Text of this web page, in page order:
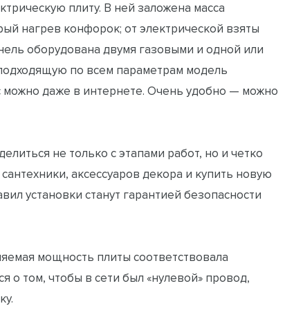
плиту. В ней заложена масса
нагрев конфорок; от электрической взяты
оборудована двумя газовыми и одной или
по всем параметрам модель
можно даже в интернете. Очень удобно — можно
не только с этапами работ, но и четко
аксессуаров декора и купить новую
установки станут гарантией безопасности
мощность плиты соответствовала
о том, чтобы в сети был «нулевой» провод,